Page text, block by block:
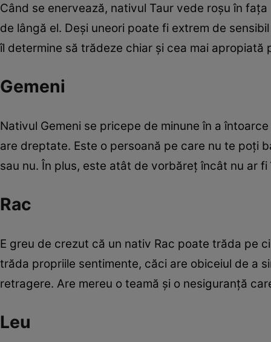
Când se enervează, nativul Taur vede roşu în
de lângă el. Deşi uneori poate fi extrem de
îl determine să trădeze chiar şi cea mai apropiată
Gemeni
Nativul Gemeni se pricepe de minune în a
are dreptate. Este o persoană pe care nu te poţi
sau nu. În plus, este atât de vorbăreţ încât nu ar
Rac
E greu de crezut că un nativ Rac poate trăda pe
trăda propriile sentimente, căci are obiceiul de a
retragere. Are mereu o teamă şi o nesiguranţă
Leu